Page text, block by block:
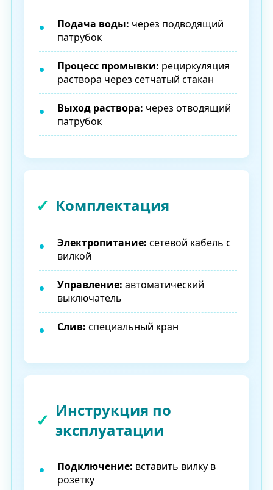
Подача воды: через подводящий
патрубок
Процесс промывки: рециркуляция
раствора через сетчатый стакан
Выход раствора: через отводящий
патрубок
Комплектация
Электропитание: сетевой кабель с
вилкой
Управление: автоматический
выключатель
Слив: специальный кран
Инструкция по
эксплуатации
Подключение: вставить вилку в
розетку